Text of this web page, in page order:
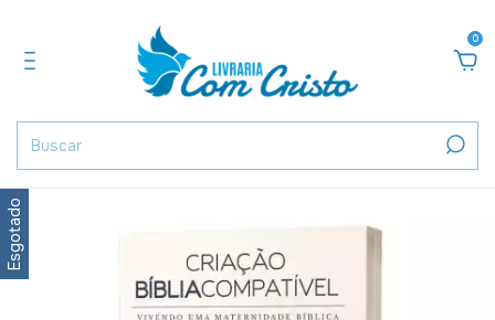
0
Esgotado